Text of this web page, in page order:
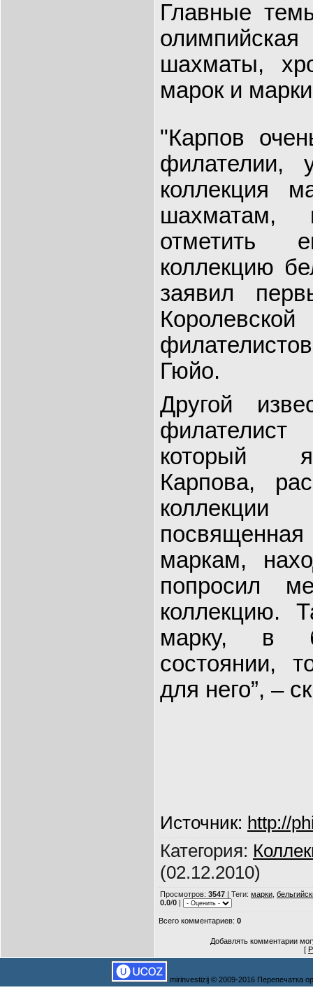
Главные
шахматы,
марок и
"Карпов
филателии,
коллекция
шахматам,
отметить
коллекцию
заявил
Гюйо.
Другой
который
Карпова,
маркам,
попросил
коллекцию.
марку, в
состоянии,
для него”, –
Источник: http://
Категория:
(02.12.2010)
Просмотров: 3547 | Теги: марки
0.0/0 |
Всего комментариев: 0
Добавлять комментарии
[
mirinvestizij © 2009-2016 Перепечатка